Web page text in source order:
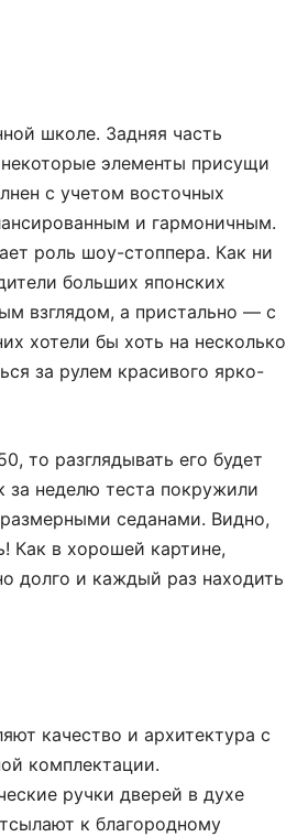
школе. Задняя часть
элементы присущи
с учетом восточных
и гармоничным.
роль шоу-стоппера. Как ни
больших японских
взглядом, а пристально — с
хотели бы хоть на несколько
за рулем красивого ярко-
то разглядывать его будет
за неделю теста покружили
седанами. Видно,
Как в хорошей картине,
долго и каждый раз находить
качество и архитектура с
комплектации.
ручки дверей в духе
к благородному